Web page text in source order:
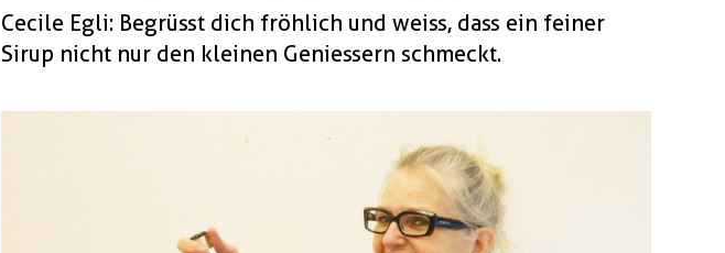
Cecile Egli: Begrüsst dich fröhlich und weiss, dass ein feiner
Sirup nicht nur den kleinen Geniessern schmeckt.